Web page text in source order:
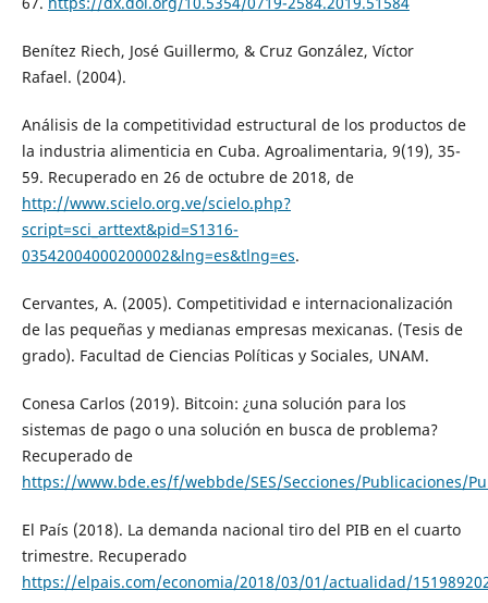
Benítez Riech, José Guillermo, & Cruz González, Víctor
Rafael. (2004).
Análisis de la competitividad estructural de los productos de
la industria alimenticia en Cuba. Agroalimentaria, 9(19), 35-
59. Recuperado en 26 de octubre de 2018, de
http://www.scielo.org.ve/scielo.php?
script=sci_arttext&pid=S1316-
03542004000200002&lng=es&tlng=es.
Cervantes, A. (2005). Competitividad e internacionalización
de las pequeñas y medianas empresas mexicanas. (Tesis de
grado). Facultad de Ciencias Políticas y Sociales, UNAM.
Conesa Carlos (2019). Bitcoin: ¿una solución para los
sistemas de pago o una solución en busca de problema?
Recuperado de
https://www.bde.es/f/webbde/SES/Secciones/Publicaciones/
El País (2018). La demanda nacional tiro del PIB en el cuarto
trimestre. Recuperado
https://elpais.com/economia/2018/03/01/actualidad/